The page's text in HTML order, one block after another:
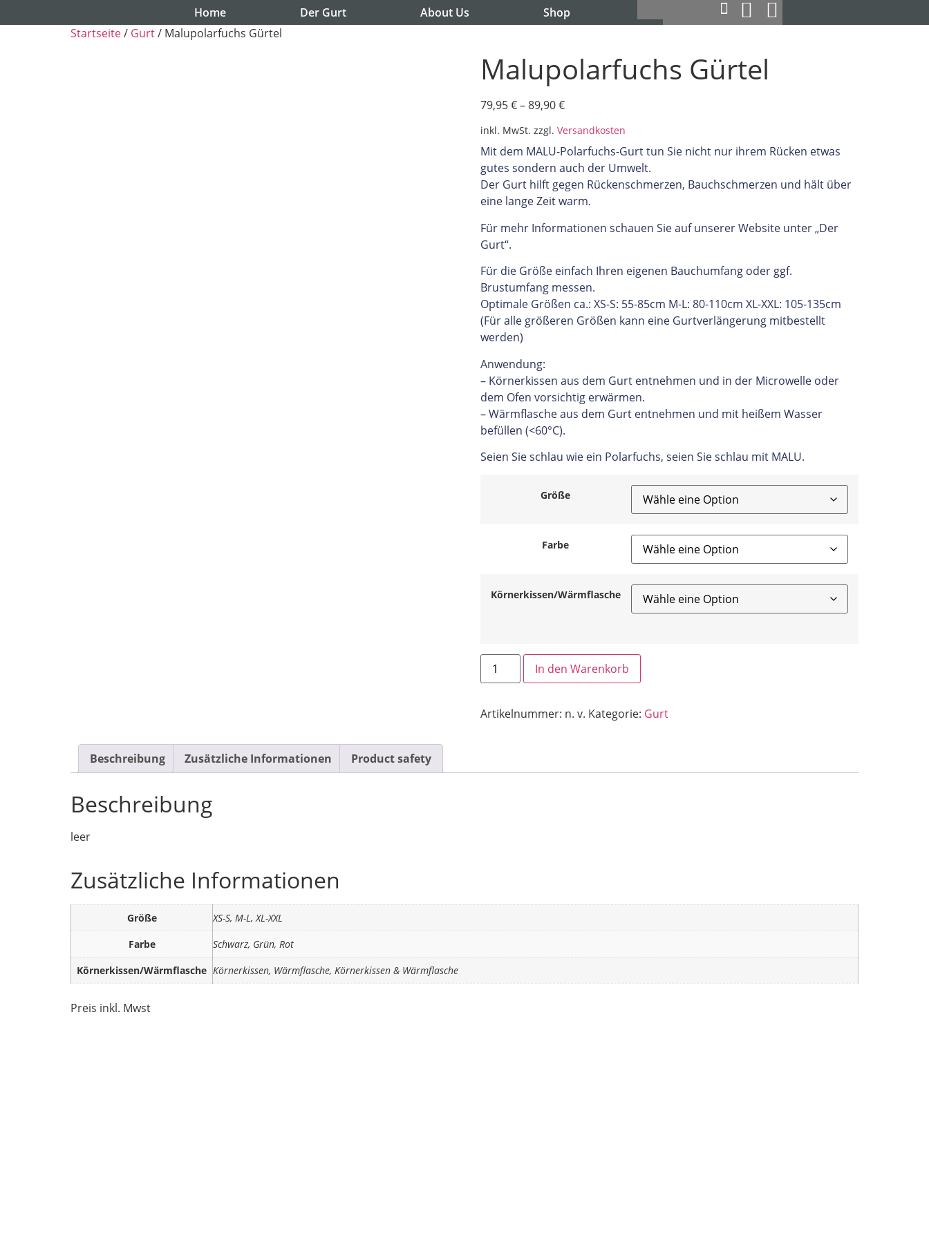
Home Der Gurt About Us
Shop
Startseite/ Gurt/ Malupolarfuchs Gürtel
Malupolarfuchs Gürtel
79,95€–89,90€
inkl. MwSt. zzgl. Versandkosten
Mit dem MALU-Polarfuchs-Gurt tun Sie nicht nur ihrem Rücken etwas
gutes sondern auch der Umwelt.
Der Gurt hilft gegen Rückenschmerzen, Bauchschmerzen und hält über
eine lange Zeit warm.
Für mehr Informationen schauen Sie auf unserer Website unter „Der
Gurt“.
Für die Größe einfach Ihren eigenen Bauchumfang oder ggf.
Brustumfang messen.
Optimale Größen ca.: XS-S: 55-85cm M-L: 80-110cm XL-XXL: 105-135cm
(Für alle größeren Größen kann eine Gurtverlängerung mitbestellt
werden)
Anwendung:
– Körnerkissen aus dem Gurt entnehmen und in der Microwelle oder
dem Ofen vorsichtig erwärmen.
– Wärmflasche aus dem Gurt entnehmen und mit heißem Wasser
befüllen (<60°C).
Seien Sie schlau wie ein Polarfuchs, seien Sie schlau mit MALU.
Größe
Farbe
Körnerkissen/Wärmflasche
In den Warenkorb
Artikelnummer: n. v. Kategorie: Gurt
Beschreibung Zusätzliche Informationen Product safety
Beschreibung
leer
Zusätzliche Informationen
Größe
XS-S, M-L, XL-XXL
Farbe
Schwarz, Grün, Rot
Körnerkissen/Wärmflasche Körnerkissen, Wärmflasche, Körnerkissen & Wärmflasche
Preis inkl. Mwst